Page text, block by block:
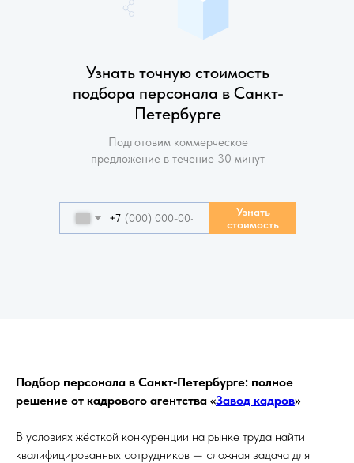
Узнать точную стоимость
подбора персонала в Санкт-
Петербурге
Подготовим коммерческое
предложение в течение 30 минут
+7
Узнать
стоимость
Подбор персонала в Санкт‑Петербурге: полное
решение от кадрового агентства «Завод кадров»
В условиях жёсткой конкуренции на рынке труда найти
квалифицированных сотрудников — сложная задача для